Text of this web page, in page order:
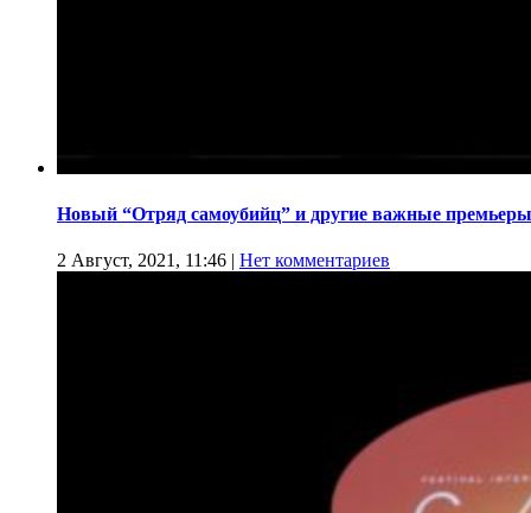
Новый “Отряд самоубийц” и другие важные премьеры
2 Август, 2021, 11:46 | Нет комментариев